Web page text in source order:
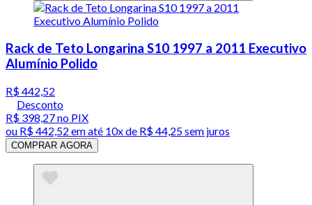
Rack de Teto Longarina S10 1997 a 2011 Executivo
Alumínio Polido
R$ 442,52
Desconto
R$ 398,27no PIX
ou R$ 442,52 em até 10x de R$ 44,25 sem juros
COMPRAR AGORA